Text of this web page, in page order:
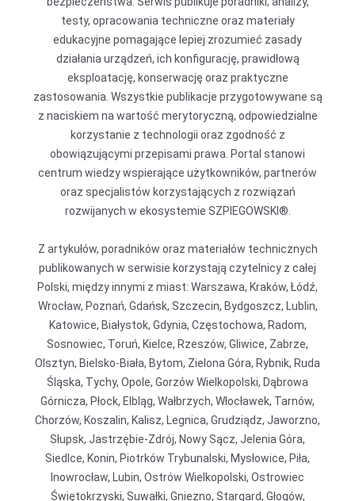
testy, opracowania techniczne oraz materiały
edukacyjne pomagające lepiej zrozumieć zasady
działania urządzeń, ich konfigurację, prawidłową
eksploatację, konserwację oraz praktyczne
zastosowania. Wszystkie publikacje przygotowywane są
z naciskiem na wartość merytoryczną, odpowiedzialne
korzystanie z technologii oraz zgodność z
obowiązującymi przepisami prawa. Portal stanowi
centrum wiedzy wspierające użytkowników, partnerów
oraz specjalistów korzystających z rozwiązań
rozwijanych w ekosystemie SZPIEGOWSKI®.
Z artykułów, poradników oraz materiałów technicznych
publikowanych w serwisie korzystają czytelnicy z całej
Polski, między innymi z miast: Warszawa, Kraków, Łódź,
Wrocław, Poznań, Gdańsk, Szczecin, Bydgoszcz, Lublin,
Katowice, Białystok, Gdynia, Częstochowa, Radom,
Sosnowiec, Toruń, Kielce, Rzeszów, Gliwice, Zabrze,
Olsztyn, Bielsko-Biała, Bytom, Zielona Góra, Rybnik, Ruda
Śląska, Tychy, Opole, Gorzów Wielkopolski, Dąbrowa
Górnicza, Płock, Elbląg, Wałbrzych, Włocławek, Tarnów,
Chorzów, Koszalin, Kalisz, Legnica, Grudziądz, Jaworzno,
Słupsk, Jastrzębie-Zdrój, Nowy Sącz, Jelenia Góra,
Siedlce, Konin, Piotrków Trybunalski, Mysłowice, Piła,
Inowrocław, Lubin, Ostrów Wielkopolski, Ostrowiec
Świętokrzyski, Suwałki, Gniezno, Stargard, Głogów,